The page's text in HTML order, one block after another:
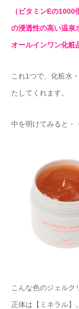
（ビタミンEの
の浸透性の高い温泉
オールインワン化粧
これ1つで、化粧水
たしてくれます。
中を明けてみると・
こんな色のジェルク
正体は【ミネラル】。